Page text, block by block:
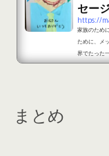
セー
家族のため
ために、メ
界でたった
まとめまし
まとめ